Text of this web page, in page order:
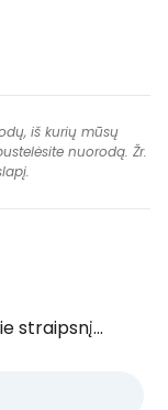
iš kurių mūsų
nuorodą. Žr.
straipsnį...